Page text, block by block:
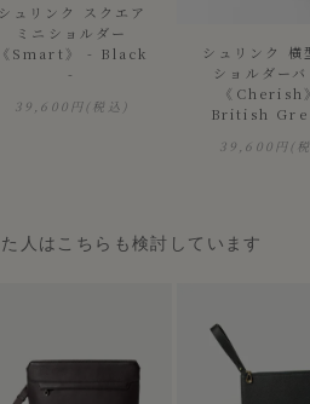
シュリンク スクエア
ミニショルダー
《Smart》 - Black
-
39,600円(税込)
シュリンク 横
ショルダー
《Cherish
British
39,600円(
人はこちらも検討しています